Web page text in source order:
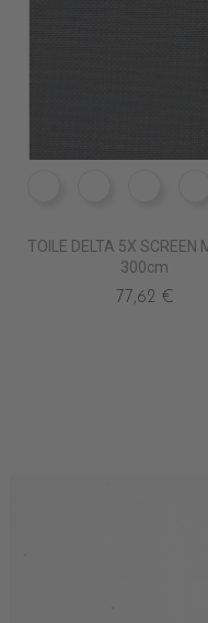
PS9603
TOILE DELTA 5X SCREEN
300cm
77,62 €